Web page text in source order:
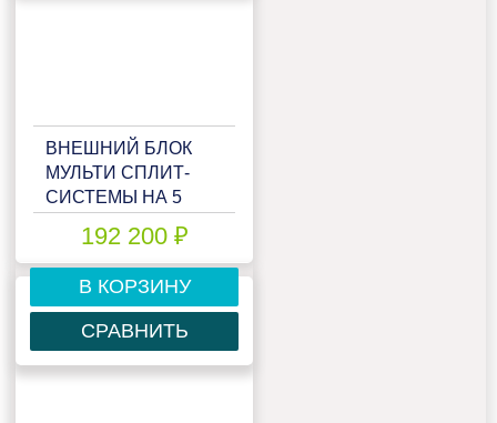
ВНЕШНИЙ БЛОК
МУЛЬТИ СПЛИТ-
СИСТЕМЫ НА 5
FREE MATCH
5U90S2SS5FA
192 200 ₽
В КОРЗИНУ
СРАВНИТЬ